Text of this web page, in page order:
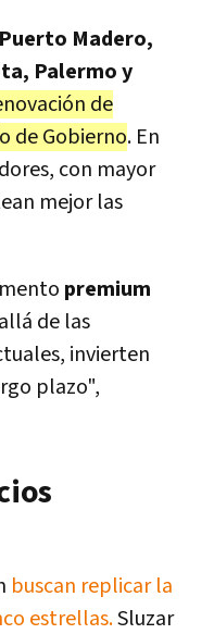
Puerto Madero,
Palermo y
de
de Gobierno. En
con mayor
mejor las
premium
de las
invierten
plazo",
buscan replicar la
estrellas.Sluzar